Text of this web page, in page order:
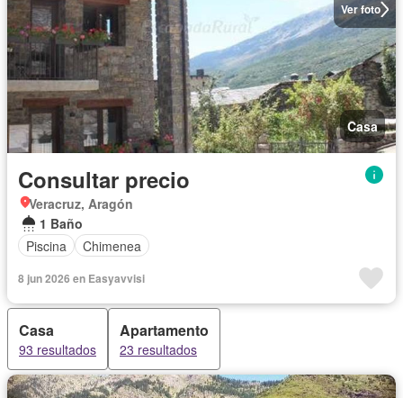
Ver foto
Casa
Consultar precio
Veracruz, Aragón
1 Baño
Piscina
Chimenea
8 jun 2026 en Easyavvisi
Casa
93 resultados
Apartamento
23 resultados